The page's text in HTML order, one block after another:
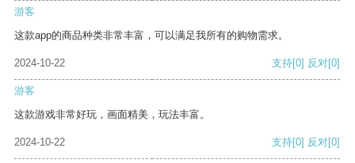
游客
这款app的商品种类非常丰富，可以满足我所有的购物需求。
2024-10-22 支持[0] 反对[0]
游客
这款游戏非常好玩，画面精美，玩法丰富。
2024-10-22 支持[0] 反对[0]